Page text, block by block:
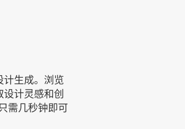
计生成。浏览
设计灵感和创
需几秒钟即可